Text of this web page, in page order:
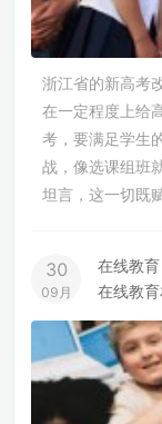
浙江省的新高考
在一定程度上给
考，要满足学生
战，像选课组班
坦言，这一切既
30
09月
在线教育
在线教